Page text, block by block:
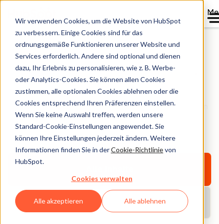
Wir verwenden Cookies, um die Website von HubSpot
zu verbessern. Einige Cookies sind für das
ordnungsgemäße Funktionieren unserer Website und
Services erforderlich. Andere sind optional und dienen
dazu, Ihr Erlebnis zu personalisieren, wie z. B. Werbe-
oder Analytics-Cookies. Sie können allen Cookies
zustimmen, alle optionalen Cookies ablehnen oder die
Cookies entsprechend Ihren Präferenzen einstellen.
Wenn Sie keine Auswahl treffen, werden unsere
Standard-Cookie-Einstellungen angewendet. Sie
können Ihre Einstellungen jederzeit ändern. Weitere
Informationen finden Sie in derCookie-Richtlinievon
HubSpot.
Cookies verwalten
Alle akzeptieren Alle ablehnen
HubSpot Bibliothek
Entdecken Sie E-Books, Tools, Guides, Vorlagen und
Berichte – alles für Ihr Unternehmenswachstum. Filtern
Sie nach Thema oder Format und finden Sie das
Richtige.
Aktuelle Berichte